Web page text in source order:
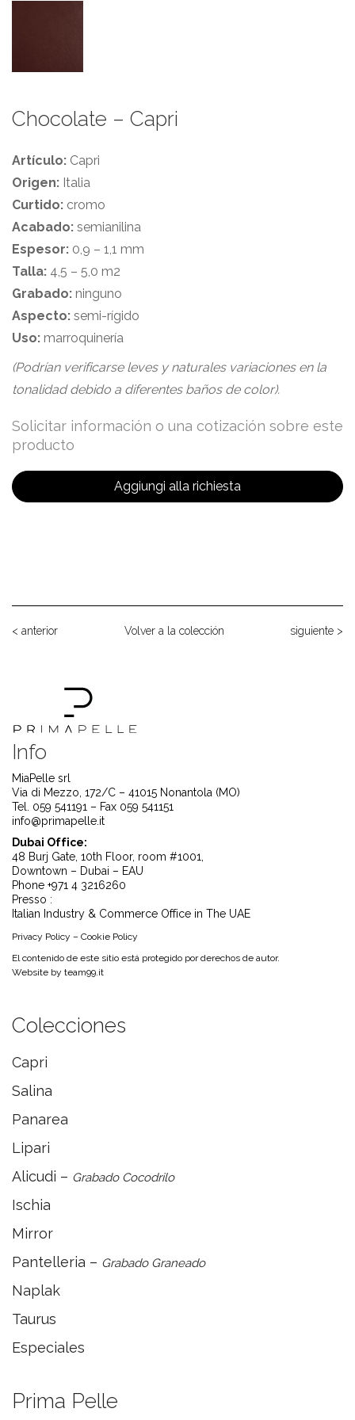
Chocolate – Capri
Artículo: Capri
Origen: Italia
Curtido: cromo
Acabado: semianilina
Espesor: 0,9 – 1,1 mm
Talla: 4,5 – 5,0 m2
Grabado: ninguno
Aspecto: semi-rígido
Uso: marroquinería
(Podrían verificarse leves y naturales variaciones en la
tonalidad debido a diferentes baños de color).
Solicitar información o una cotización sobre este
producto
Aggiungi alla richiesta
< anterior Volver a la colección siguiente >
Info
MiaPelle srl
Via di Mezzo, 172/C – 41015 Nonantola (MO)
Tel. 059 541191 – Fax 059 541151
info@primapelle.it
Dubai Office:
48 Burj Gate, 10th Floor, room #1001,
Downtown – Dubai – EAU
Phone +971 4 3216260
Presso :
Italian Industry & Commerce Office in The UAE
Privacy Policy – Cookie Policy
El contenido de este sitio está protegido por derechos de autor.
Website by team99.it
Colecciones
Capri
Salina
Panarea
Lipari
Alicudi – Grabado Cocodrilo
Ischia
Mirror
Pantelleria – Grabado Graneado
Naplak
Taurus
Especiales
Prima Pelle